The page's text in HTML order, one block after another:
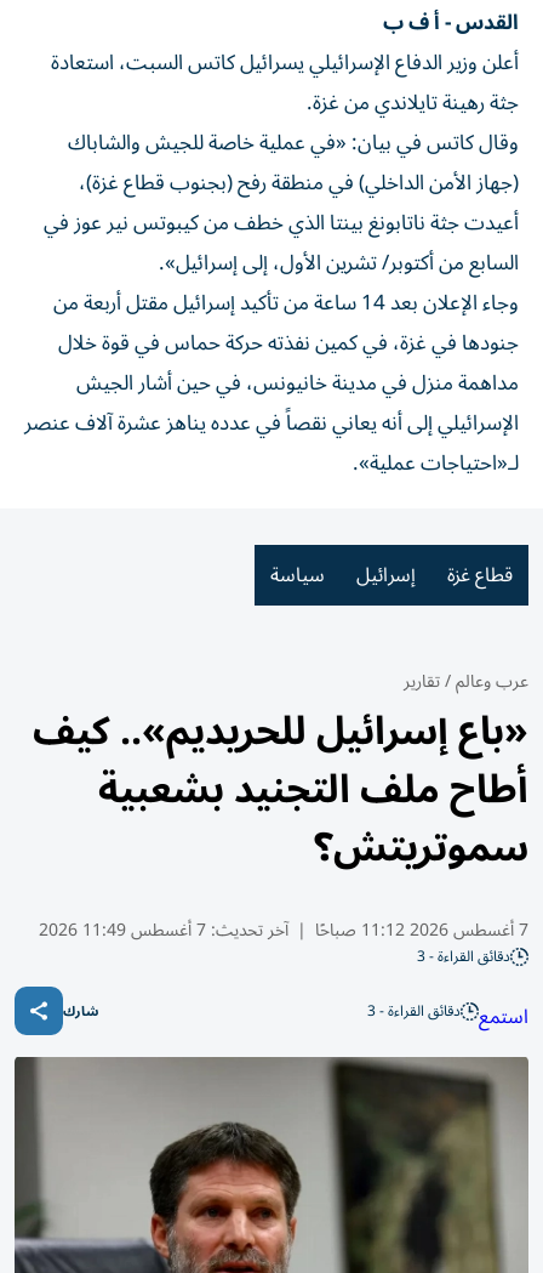
القدس - أ ف ب
أعلن وزير الدفاع الإسرائيلي يسرائيل كاتس السبت، استعادة
جثة رهينة تايلاندي من غزة.
وقال كاتس في بيان: «في عملية خاصة للجيش والشاباك
(جهاز الأمن الداخلي) في منطقة رفح (بجنوب قطاع غزة)،
أعيدت جثة ناتابونغ بينتا الذي خطف من كيبوتس نير عوز في
السابع من أكتوبر/ تشرين الأول، إلى إسرائيل».
وجاء الإعلان بعد 14 ساعة من تأكيد إسرائيل مقتل أربعة من
جنودها في غزة، في كمين نفذته حركة حماس في قوة خلال
مداهمة منزل في مدينة خانيونس، في حين أشار الجيش
الإسرائيلي إلى أنه يعاني نقصاً في عدده يناهز عشرة آلاف عنصر
لـ«احتياجات عملية».
قطاع غزة إسرائيل سياسة
عرب وعالم/تقارير
«باع إسرائيل للحريديم».. كيف
أطاح ملف التجنيد بشعبية
سموتريتش؟
7 أغسطس 2026 11:12 صباحًا | آخر تحديث:7 أغسطس 11:49 2026
دقائق القراءة - 3
استمع دقائق القراءة - 3 شارك